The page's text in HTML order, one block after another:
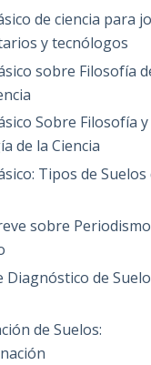
de ciencia para
y tecnólogos
sobre Filosofía
Sobre Filosofía y
de la Ciencia
Tipos de Suelos
sobre Periodismo
Diagnóstico de
de Suelos: